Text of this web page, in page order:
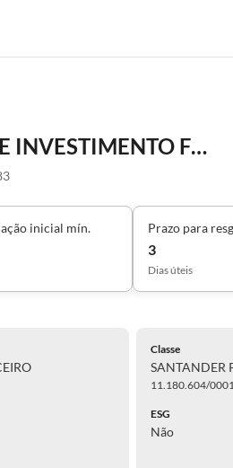
SANTANDER PB BAP AÇÕES - FUNDO DE INVESTIMENTO FINANCEIRO
inicial mín. Prazo para
3
Dias úteis
Classe
SANTANDER
11.180.604/
ESG
Não